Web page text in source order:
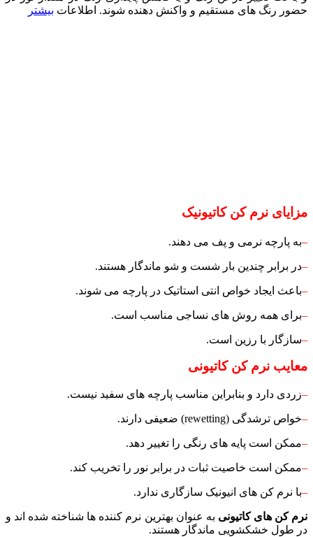
حضور رنگ های مستقیم و واکنش دهنده شوند. اطلاعات بیشتر
مزایای نرم کن کاتیونیک
–به پارچه نرمی و پف می دهند.
–در برابر چندین بار شست و شو ماندگار هستند.
–باعث ایجاد خواص انتی استاتیک در پارچه می شوند.
–برای همه روش های نساجی مناسب است.
–سازگار با رزین است.
معایب نرم کن کاتیونی
–زردی دارد و بنابراین مناسب پارچه های سفید نیست.
–خواص ترشدگی (rewetting) ضعیفی دارند.
–ممکن است پایه های رنگی را تغییر دهد.
–ممکن است خاصیت ثبات در برابر نور را تخریب کند.
–با نرم کن های انیونیک سازگاری ندارد.
نرم کن های کاتیونی به عنوان بهترین نرم کننده ها شناخته شده اند و
در طول خشکشویی ماندگار هستند.